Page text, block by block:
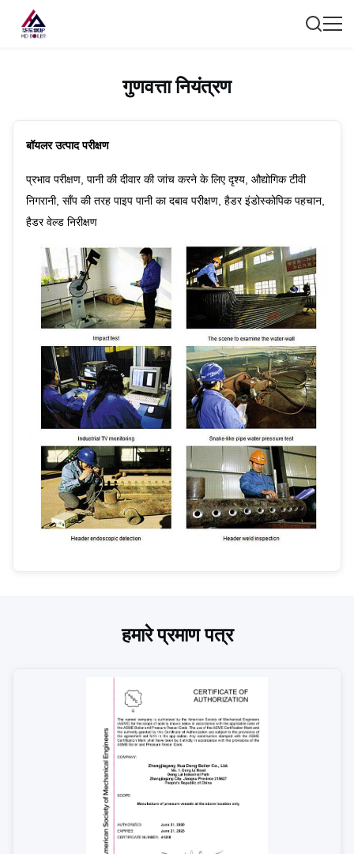
गुणवत्ता नियंत्रण
बॉयलर उत्पाद परीक्षण
प्रभाव परीक्षण, पानी की दीवार की जांच करने के लिए दृश्य, औद्योगिक टीवी
निगरानी, ​​साँप की तरह पाइप पानी का दबाव परीक्षण, हैडर इंडोस्कोपिक पहचान,
हैडर वेल्ड निरीक्षण
हमारे प्रमाण पत्र